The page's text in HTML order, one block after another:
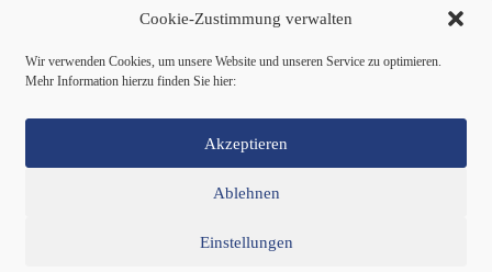
Cookie-Zustimmung verwalten
Wir verwenden Cookies, um unsere Website und unseren Service zu optimieren.
Mehr Information hierzu finden Sie hier:
Akzeptieren
Ablehnen
Einstellungen
Spenden
Kontakt
Cookie-Richtlinie (EU)